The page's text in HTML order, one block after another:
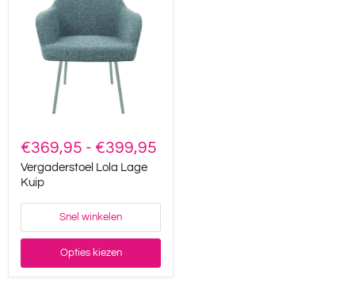
Kuip
€369,95 - €399,95
Vergaderstoel Lola Lage
Kuip
Snel winkelen
Opties kiezen